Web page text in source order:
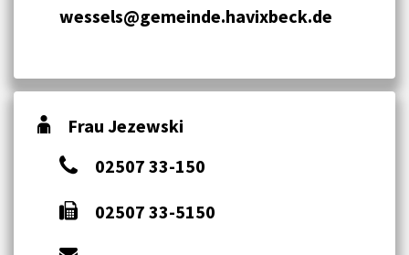
wessels@gemeinde.havixbeck.de
Frau Jezewski
02507 33-150
02507 33-5150